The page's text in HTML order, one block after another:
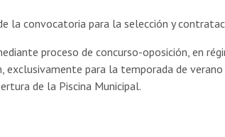
la convocatoria para la selección y
proceso de concurso-oposición, en
para la temporada de
de la Piscina Municipal.